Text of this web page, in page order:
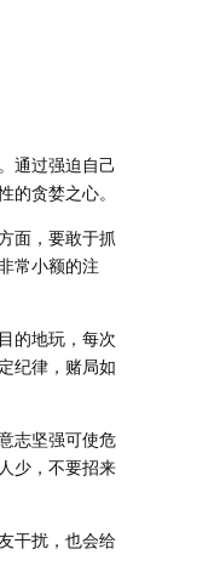
通过强迫自己
贪婪之心。
面，要敢于抓
常小额的注
的地玩，每次
纪律，赌局如
志坚强可使危
少，不要招来
干扰，也会给